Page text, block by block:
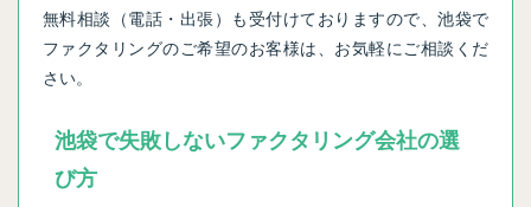
無料相談（電話・出張）も受付けておりますので、池袋で
ファクタリングのご希望のお客様は、お気軽にご相談くだ
さい。
池袋で失敗しないファクタリング会社の選
び方